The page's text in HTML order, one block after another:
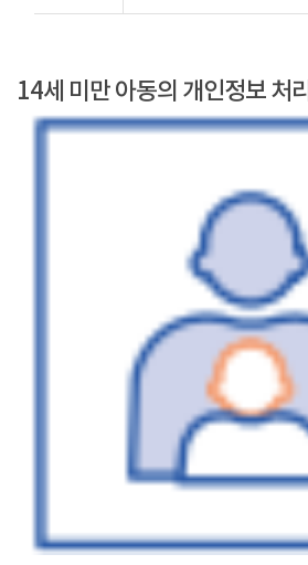
14세 미만 아동의 개인정보 처리